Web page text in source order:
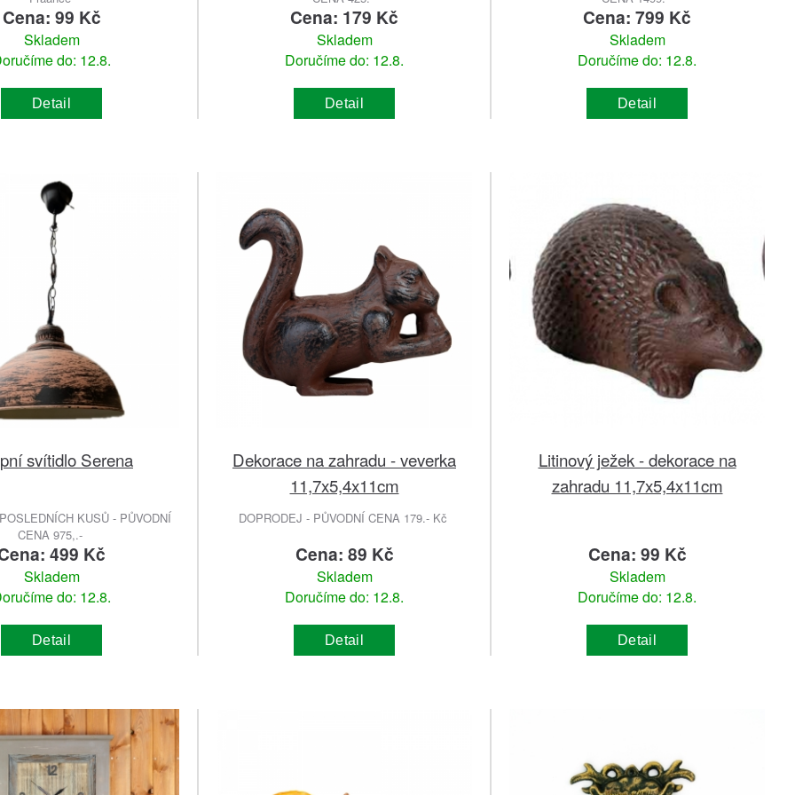
Cena: 99 Kč
Skladem
do: 12.8.
Detail
Cena: 179 Kč
Skladem
Doručíme do: 12.8.
Detail
Cena: 799 Kč
Skladem
Doručíme do: 12.8.
Detail
svítidlo Serena
KUSŮ - PŮVODNÍ
CENA 975,.-
499 Kč
Skladem
do: 12.8.
Detail
Dekorace na zahradu - veverka
11,7x5,4x11cm
DOPRODEJ - PŮVODNÍ CENA 179.- Kč
Cena: 89 Kč
Skladem
Doručíme do: 12.8.
Detail
Litinový ježek - dekorace na
zahradu 11,7x5,4x11cm
Cena: 99 Kč
Skladem
Doručíme do: 12.8.
Detail